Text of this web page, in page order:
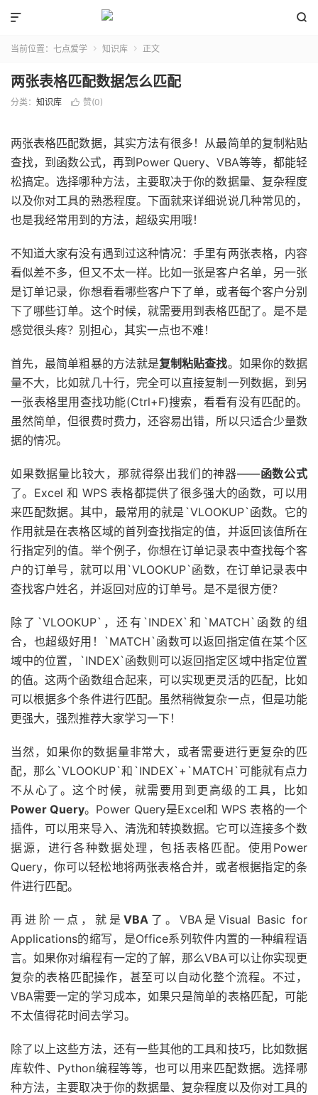


当前位置： 七点爱学  知识库  正文
两张表格匹配数据怎么匹配
分类： 知识库  赞(0)
两张表格匹配数据，其实方法有很多！从最简单的复制粘贴
查找，到函数公式，再到Power Query、VBA等等，都能轻
松搞定。选择哪种方法，主要取决于你的数据量、复杂程度
以及你对工具的熟悉程度。下面就来详细说说几种常见的，
也是我经常用到的方法，超级实用哦！
不知道大家有没有遇到过这种情况：手里有两张表格，内容
看似差不多，但又不太一样。比如一张是客户名单，另一张
是订单记录，你想看看哪些客户下了单，或者每个客户分别
下了哪些订单。这个时候，就需要用到表格匹配了。是不是
感觉很头疼？别担心，其实一点也不难！
首先，最简单粗暴的方法就是复制粘贴查找。如果你的数据
量不大，比如就几十行，完全可以直接复制一列数据，到另
一张表格里用查找功能(Ctrl+F)搜索，看看有没有匹配的。
虽然简单，但很费时费力，还容易出错，所以只适合少量数
据的情况。
如果数据量比较大，那就得祭出我们的神器——函数公式
了。Excel 和 WPS 表格都提供了很多强大的函数，可以用
来匹配数据。其中，最常用的就是`VLOOKUP`函数。它的
作用就是在表格区域的首列查找指定的值，并返回该值所在
行指定列的值。举个例子，你想在订单记录表中查找每个客
户的订单号，就可以用`VLOOKUP`函数，在订单记录表中
查找客户姓名，并返回对应的订单号。是不是很方便？
除了`VLOOKUP`，还有`INDEX`和`MATCH`函数的组
合，也超级好用！`MATCH`函数可以返回指定值在某个区
域中的位置，`INDEX`函数则可以返回指定区域中指定位置
的值。这两个函数组合起来，可以实现更灵活的匹配，比如
可以根据多个条件进行匹配。虽然稍微复杂一点，但是功能
更强大，强烈推荐大家学习一下！
当然，如果你的数据量非常大，或者需要进行更复杂的匹
配，那么`VLOOKUP`和`INDEX`+`MATCH`可能就有点力
不从心了。这个时候，就需要用到更高级的工具，比如
Power Query。Power Query是Excel和 WPS 表格的一个
插件，可以用来导入、清洗和转换数据。它可以连接多个数
据源，进行各种数据处理，包括表格匹配。使用Power
Query，你可以轻松地将两张表格合并，或者根据指定的条
件进行匹配。
再进阶一点，就是 VBA了。VBA是Visual Basic for
Applications的缩写，是Office系列软件内置的一种编程语
言。如果你对编程有一定的了解，那么VBA可以让你实现更
复杂的表格匹配操作，甚至可以自动化整个流程。不过，
VBA需要一定的学习成本，如果只是简单的表格匹配，可能
不太值得花时间去学习。
除了以上这些方法，还有一些其他的工具和技巧，比如数据
库软件、Python编程等等，也可以用来匹配数据。选择哪
种方法，主要取决于你的数据量、复杂程度以及你对工具的